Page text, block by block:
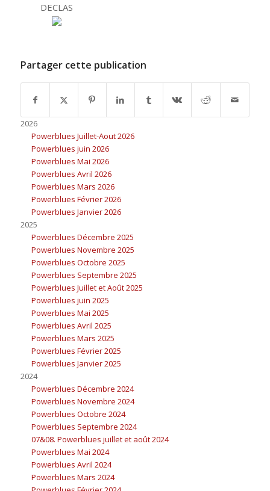
DECLAS
Partager cette publication
2026
Powerblues Juillet-Aout 2026
Powerblues juin 2026
Powerblues Mai 2026
Powerblues Avril 2026
Powerblues Mars 2026
Powerblues Février 2026
Powerblues Janvier 2026
2025
Powerblues Décembre 2025
Powerblues Novembre 2025
Powerblues Octobre 2025
Powerblues Septembre 2025
Powerblues Juillet et Août 2025
Powerblues juin 2025
Powerblues Mai 2025
Powerblues Avril 2025
Powerblues Mars 2025
Powerblues Février 2025
Powerblues Janvier 2025
2024
Powerblues Décembre 2024
Powerblues Novembre 2024
Powerblues Octobre 2024
Powerblues Septembre 2024
07&08. Powerblues juillet et août 2024
Powerblues Mai 2024
Powerblues Avril 2024
Powerblues Mars 2024